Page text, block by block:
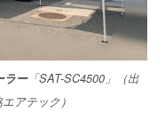
ラー「SAT-SC4500」（出
アテック）